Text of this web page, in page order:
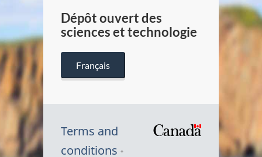
Dépôt ouvert des
sciences et technologie
Français
Terms and
conditions
Symbole